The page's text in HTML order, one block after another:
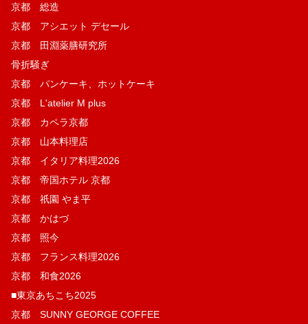
京都 総造
京都 アシエット デセール
京都 田淵薬膳研究所
骨折騒ぎ
京都 パンケーキ、ホットケーキ
京都 L'atelier M plus
京都 カペラ京都
京都 山本料理店
京都 イタリア料理2026
京都 帝国ホテル 京都
京都 祇園 やま平
京都 かはづ
京都 照今
京都 フランス料理2026
京都 和食2026
■東京あちこち2025
京都 SUNNY GEORGE COFFEE